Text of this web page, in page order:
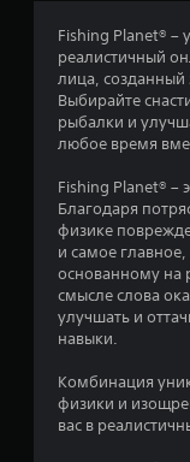
Fishing Planet®
реалистичный
лица,
Выбирайте
рыбалки и
любое время
Fishing Planet® –
Благодаря
физике
и самое
основанному на
смысле слова
улучшать и
навыки.
Комбинация
физики и
вас в